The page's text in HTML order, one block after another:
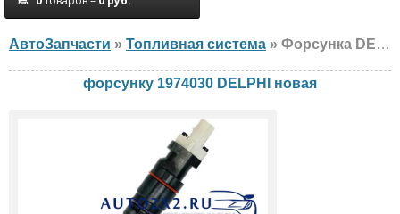
АвтоЗапчасти » Топливная система » Форсунка DELPHI 1974030 DAF, новая
форсунку 1974030 DELPHI новая